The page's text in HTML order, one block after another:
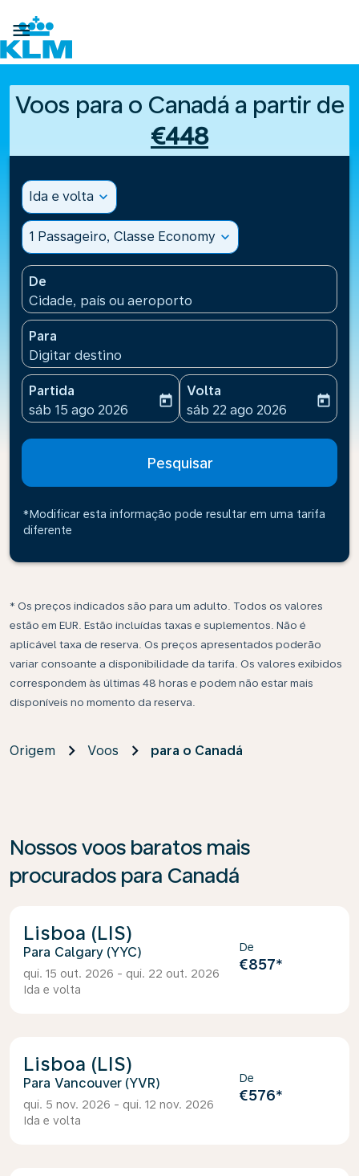

Voos para o Canadá a partir de
€448
Ida e volta expand_more
1 Passageiro, Classe Economy expand_more
De
Cidade, país ou aeroporto
Para
Digitar destino
Partida
fc-booking-departure-date-aria-label
sáb 15 ago 2026
today
Volta
fc-booking-return-date-
sáb 22 ago 2026
today
Pesquisar
*Modificar esta informação pode resultar em uma tarifa
diferente
* Os preços indicados são para um adulto. Todos os valores
estão em EUR. Estão incluídas taxas e suplementos. Não é
aplicável taxa de reserva. Os preços apresentados poderão
variar consoante a disponibilidade da tarifa. Os valores exibidos
correspondem às últimas 48 horas e podem não estar mais
disponíveis no momento da reserva.
Origem Voos para o Canadá
Nossos voos baratos mais
procurados para Canadá
Lisboa (LIS)
Calgary (YYC)
qui. 15 out. 2026 - qui. 22 out. 2026
Ida e volta
De
€857*
Lisboa (LIS)
Vancouver (YVR)
qui. 5 nov. 2026 - qui. 12 nov. 2026
Ida e volta
De
€576*